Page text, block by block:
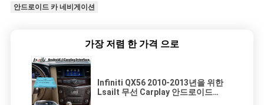
안드로이드 카 네비게이션
가장 저렴 한 가격 으로
Infiniti QX56 2010-2013년을 위한
Lsailt 무선 Carplay 안드로이드